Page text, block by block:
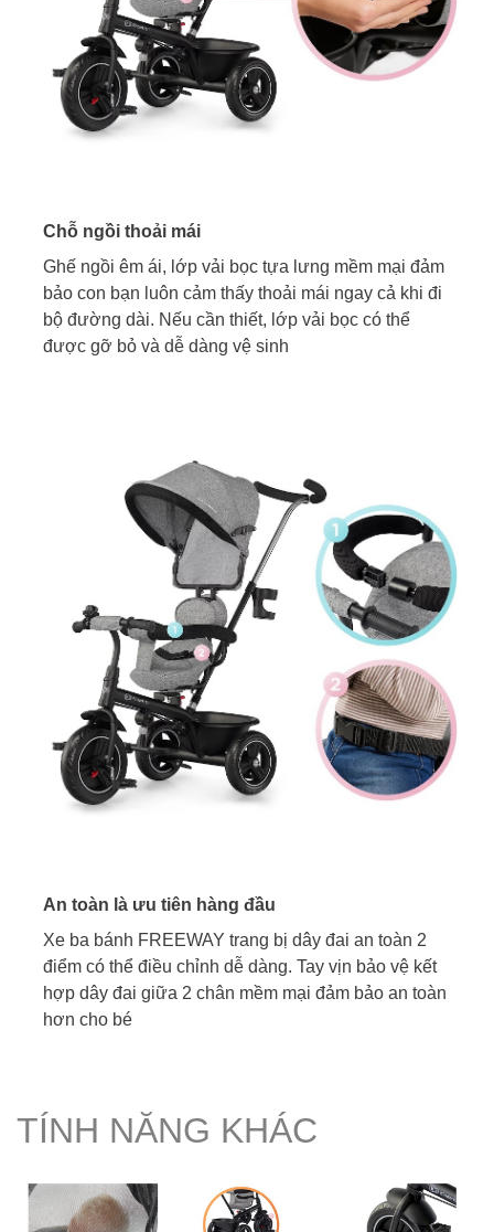
Chỗ ngồi thoải mái
Ghế ngồi êm ái, lớp vải bọc tựa lưng mềm mại đảm
bảo con bạn luôn cảm thấy thoải mái ngay cả khi đi
bộ đường dài. Nếu cần thiết, lớp vải bọc có thể
được gỡ bỏ và dễ dàng vệ sinh
An toàn là ưu tiên hàng đầu
Xe ba bánh FREEWAY trang bị dây đai an toàn 2
điểm có thể điều chỉnh dễ dàng. Tay vịn bảo vệ kết
hợp dây đai giữa 2 chân mềm mại đảm bảo an toàn
hơn cho bé
TÍNH NĂNG KHÁC